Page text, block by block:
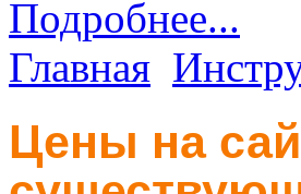
Подробнее...
Главная
Цены на